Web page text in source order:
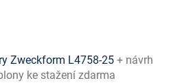
Zweckform L4758-25 + návrh
ke stažení zdarma